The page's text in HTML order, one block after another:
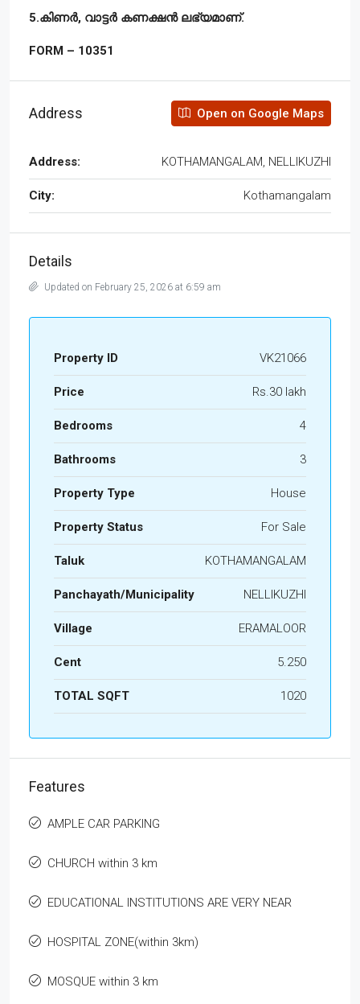
5.കിണർ, വാട്ടർ കണക്ഷൻ ലഭ്യമാണ്.
FORM – 10351
Address Open on Google Maps
Address: KOTHAMANGALAM, NELLIKUZHI
City: Kothamangalam
Details
Updated on February 25, 2026 at 6:59 am
Property ID VK21066
Price Rs.30 lakh
Bedrooms 4
Bathrooms 3
Property Type House
Property Status For Sale
Taluk KOTHAMANGALAM
Panchayath/Municipality NELLIKUZHI
Village ERAMALOOR
Cent 5.250
TOTAL SQFT 1020
Features
AMPLE CAR PARKING
CHURCH within 3 km
EDUCATIONAL INSTITUTIONS ARE VERY NEAR
HOSPITAL ZONE(within 3km)
MOSQUE within 3 km